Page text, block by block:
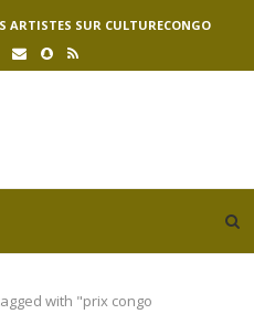
ARTISTES SUR CULTURECONGO
with "prix congo